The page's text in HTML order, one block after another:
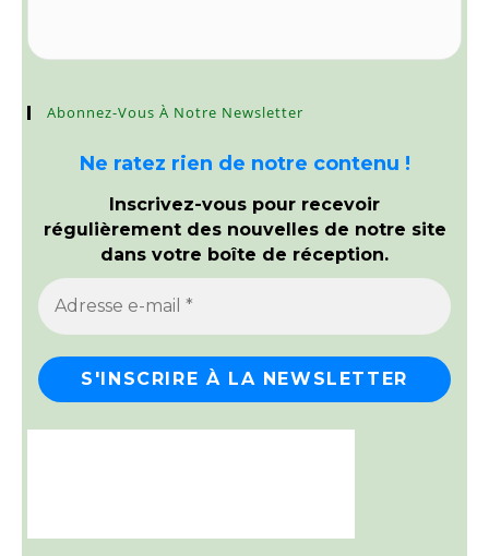
Abonnez-Vous À Notre Newsletter
Ne ratez rien de notre contenu !
Inscrivez-vous pour recevoir
régulièrement des nouvelles de notre site
dans votre boîte de réception.